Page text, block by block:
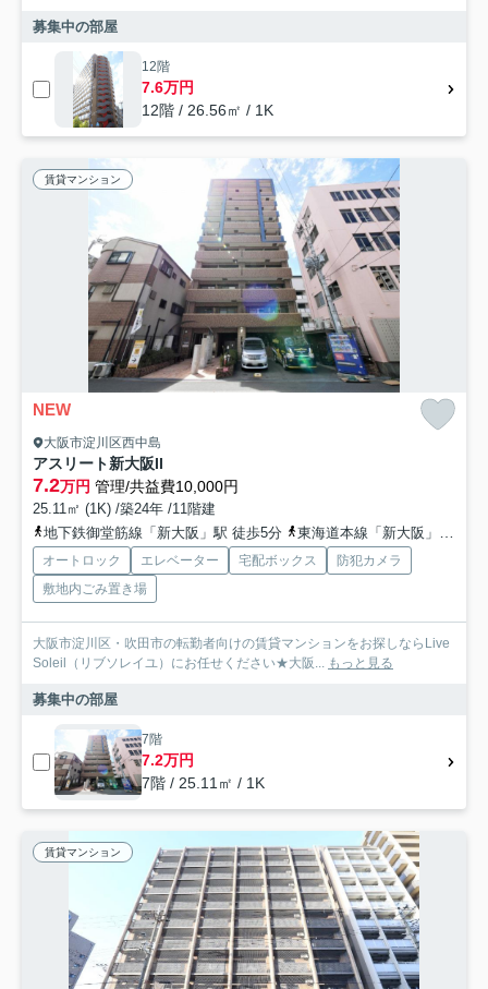
募集中の部屋
12階
7.6万円
12階 / 26.56㎡ / 1K
賃貸マンション
NEW
大阪市淀川区西中島
アスリート新大阪II
7.2万円 管理/共益費10,000円
25.11㎡ (1K) /築24年 /11階建
地下鉄御堂筋線「新大阪」駅 徒歩5分
東海道本線「新大阪」駅 徒歩6分
オートロック エレベーター 宅配ボックス
防犯カメラ
敷地内ごみ置き場
大阪市淀川区・吹田市の転勤者向けの賃貸マンションをお探しならLive
Soleil（リブソレイユ）にお任せください★大阪... もっと見る
募集中の部屋
7階
7.2万円
7階 / 25.11㎡ / 1K
賃貸マンション